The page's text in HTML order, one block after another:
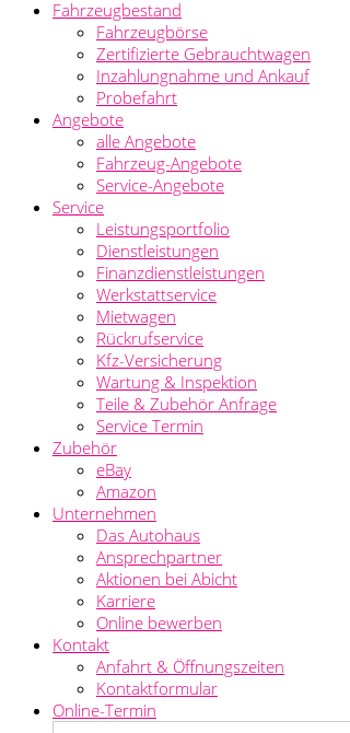
Fahrzeugbestand
Fahrzeugbörse
Zertifizierte Gebrauchtwagen
Inzahlungnahme und Ankauf
Probefahrt
Angebote
alle Angebote
Fahrzeug-Angebote
Service-Angebote
Service
Leistungsportfolio
Dienstleistungen
Finanzdienstleistungen
Werkstattservice
Mietwagen
Rückrufservice
Kfz-Versicherung
Wartung & Inspektion
Teile & Zubehör Anfrage
Service Termin
Zubehör
eBay
Amazon
Unternehmen
Das Autohaus
Ansprechpartner
Aktionen bei Abicht
Karriere
Online bewerben
Kontakt
Anfahrt & Öffnungszeiten
Kontaktformular
Online-Termin
Search